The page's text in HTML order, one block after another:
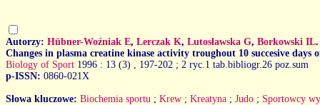
Autorzy: Hübner-Woźniak E, Lerczak K, Lutosławska G, Borkowski IL.
Changes in plasma creatine kinase activity troughout 10 succesive days
Biology of Sport 1996 : 13 (3)
, 197-202 ; 2 ryc.1 tab.bibliogr.26 poz.sum
p-ISSN: 0860-021X
Słowa kluczowe: Biochemia sportu ; Krew ; Kreatyna ; Judo ; Sportowcy